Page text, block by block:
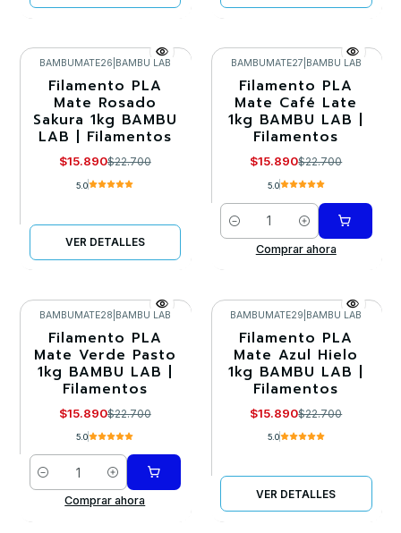
-30%
Agotado
BAMBUMATE26 BAMBU LAB
Filamento PLA
Mate Rosado
Sakura 1kg BAMBU
LAB | Filamentos
$15.890$22.700
5.0
VER DETALLES
-30%
BAMBUMATE27 BAMBU LAB
Filamento PLA
Mate Café Late
1kg BAMBU LAB |
Filamentos
$15.890$22.700
5.0
Cantidad
Comprar ahora
-30%
BAMBUMATE28 BAMBU LAB
Filamento PLA
Mate Verde Pasto
1kg BAMBU LAB |
Filamentos
$15.890$22.700
5.0
Cantidad
Comprar ahora
-30%
Agotado
BAMBUMATE29 BAMBU LAB
Filamento PLA
Mate Azul Hielo
1kg BAMBU LAB |
Filamentos
$15.890$22.700
5.0
VER DETALLES